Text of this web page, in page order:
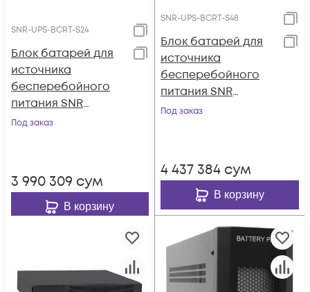
SNR-UPS-BCRT-S24
Блок батарей для
источника
бесперебойного
питания SNR
ELEMENT II, 24В (DC)
Под заказ
3 990 309 сум
В корзину
SNR-UPS-BCRT-S48
Блок батарей для
источника
бесперебойного
питания SNR
ELEMENT II, 48В (DC)
Под заказ
4 437 384 сум
В корзину